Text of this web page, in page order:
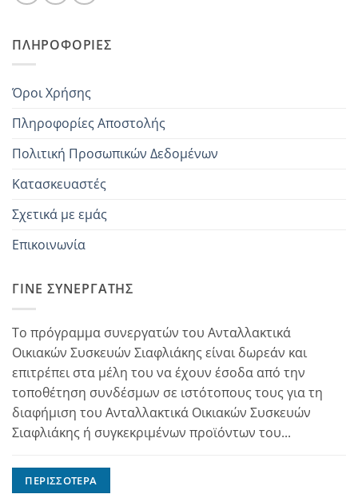
ΠΛΗΡΟΦΟΡΊΕΣ
Όροι Χρήσης
Πληροφορίες Αποστολής
Πολιτική Προσωπικών Δεδομένων
Κατασκευαστές
Σχετικά με εμάς
Επικοινωνία
ΓΊΝΕ ΣΥΝΕΡΓΆΤΗΣ
Το πρόγραμμα συνεργατών του Ανταλλακτικά
Οικιακών Συσκευών Σιαφλιάκης είναι δωρεάν και
επιτρέπει στα μέλη του να έχουν έσοδα από την
τοποθέτηση συνδέσμων σε ιστότοπους τους για τη
διαφήμιση του Ανταλλακτικά Οικιακών Συσκευών
Σιαφλιάκης ή συγκεκριμένων προϊόντων του...
ΠΕΡΙΣΣΌΤΕΡΑ